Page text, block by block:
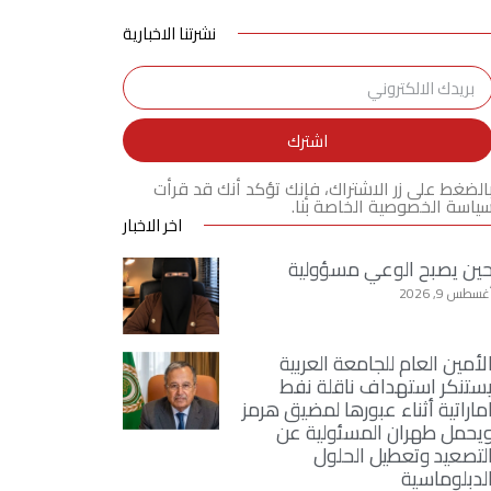
نشرتنا الاخبارية
اشترك
على زر الاشتراك، فإنك تؤكد أنك قد قرأت
الخصوصية الخاصة بنا.
اخر الاخبار
يصبح الوعي مسؤولية
9, 2026
العام للجامعة العربية
استهداف ناقلة نفط
أثناء عبورها لمضيق هرمز
طهران المسئولية عن
وتعطيل الحلول